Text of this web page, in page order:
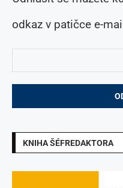
odkaz v patičce e-
KNIHA ŠÉFREDAKTORA